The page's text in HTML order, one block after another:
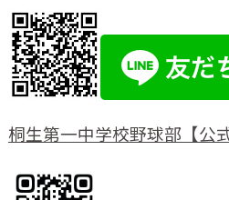
桐生第一中学校野球部【公